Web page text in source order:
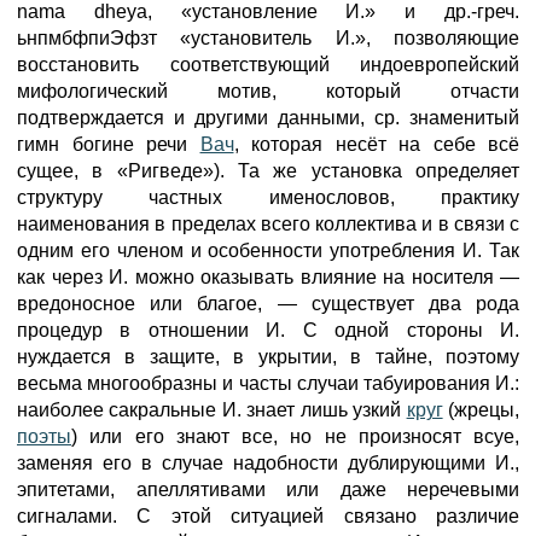
nama dheya, «установление И.» и др.-греч.
ьнпмбфпиЭфзт «установитель И.», позволяющие
восстановить соответствующий индоевропейский
мифологический мотив, который отчасти
подтверждается и другими данными, ср. знаменитый
гимн богине речи
Вач, которая несёт на себе всё
сущее, в «Ригведе»). Та же установка определяет
структуру частных именословов, практику
наименования в пределах всего коллектива и в связи с
одним его членом и особенности употребления И. Так
как через И. можно оказывать влияние на носителя —
вредоносное или благое, — существует два рода
процедур в отношении И. С одной стороны И.
нуждается в защите, в укрытии, в тайне, поэтому
весьма многообразны и часты случаи табуирования И.:
наиболее сакральные И. знает лишь узкий круг(жрецы,
поэты) или его знают все, но не произносят всуе,
заменяя его в случае надобности дублирующими И.,
эпитетами, апеллятивами или даже неречевыми
сигналами. С этой ситуацией связано различие